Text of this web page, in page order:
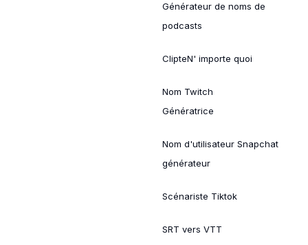
Générateur de noms de
podcasts
ClipteN' importe quoi
Nom Twitch
Génératrice
Nom d'utilisateur Snapchat
générateur
Scénariste Tiktok
SRT vers VTT